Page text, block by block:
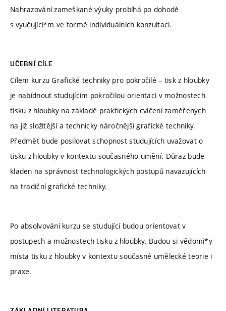
Nahrazování zameškané výuky probíhá po dohodě
s vyučující*m ve formě individuálních konzultací.
UČEBNÍ CÍLE
Cílem kurzu Grafické techniky pro pokročilé – tisk z hloubky
je nabídnout studujícím pokročilou orientaci v možnostech
tisku z hloubky na základě praktických cvičení zaměřených
na již složitější a technicky náročnější grafické techniky.
Předmět bude posilovat schopnost studujících uvažovat o
tisku z hloubky v kontextu současného umění. Důraz bude
kladen na správnost technologických postupů navazujících
na tradiční grafické techniky.
Po absolvování kurzu se studující budou orientovat v
postupech a možnostech tisku z hloubky. Budou si vědomi*y
místa tisku z hloubky v kontextu současné umělecké teorie i
praxe.